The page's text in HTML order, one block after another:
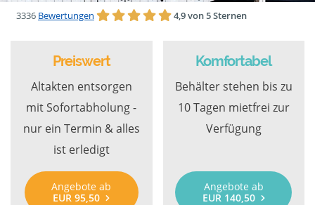
3336 Bewertungen 4,9 von 5 Sternen
Preiswert
Altakten entsorgen
mit Sofortabholung -
nur ein Termin & alles
ist erledigt
Angebote ab
EUR 95,50
Komfortabel
Behälter stehen bis zu
10 Tagen mietfrei zur
Verfügung
Angebote ab
EUR 140,50